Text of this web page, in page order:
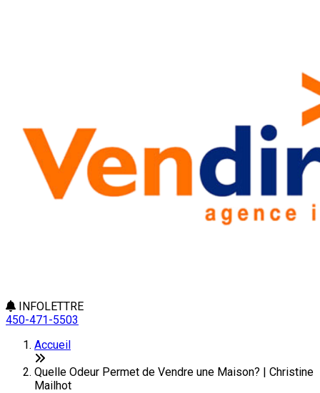
INFOLETTRE
450-471-5503
Accueil
Quelle Odeur Permet de Vendre une Maison? | Christine
Mailhot